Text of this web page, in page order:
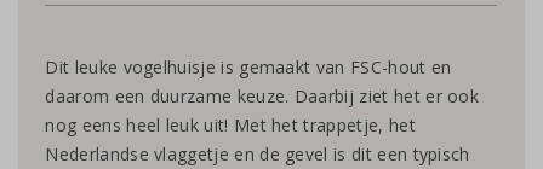
Dit leuke vogelhuisje is gemaakt van FSC-hout en
daarom een duurzame keuze. Daarbij ziet het er ook
nog eens heel leuk uit! Met het trappetje, het
Nederlandse vlaggetje en de gevel is dit een typisch